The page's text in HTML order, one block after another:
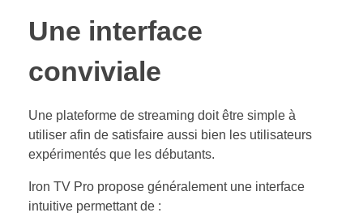
Une interface
conviviale
Une plateforme de streaming doit être simple à
utiliser afin de satisfaire aussi bien les utilisateurs
expérimentés que les débutants.
Iron TV Pro propose généralement une interface
intuitive permettant de :